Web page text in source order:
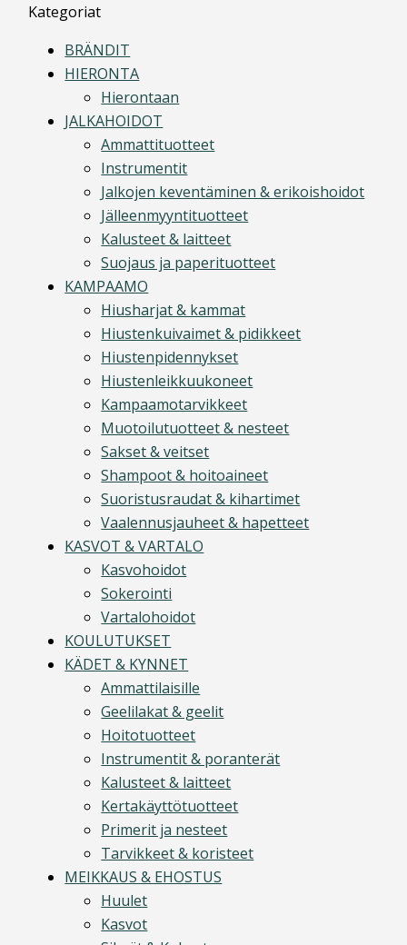
Kategoriat
BRÄNDIT
HIERONTA
Hierontaan
JALKAHOIDOT
Ammattituotteet
Instrumentit
Jalkojen keventäminen & erikoishoidot
Jälleenmyyntituotteet
Kalusteet & laitteet
Suojaus ja paperituotteet
KAMPAAMO
Hiusharjat & kammat
Hiustenkuivaimet & pidikkeet
Hiustenpidennykset
Hiustenleikkuukoneet
Kampaamotarvikkeet
Muotoilutuotteet & nesteet
Sakset & veitset
Shampoot & hoitoaineet
Suoristusraudat & kihartimet
Vaalennusjauheet & hapetteet
KASVOT & VARTALO
Kasvohoidot
Sokerointi
Vartalohoidot
KOULUTUKSET
KÄDET & KYNNET
Ammattilaisille
Geelilakat & geelit
Hoitotuotteet
Instrumentit & poranterät
Kalusteet & laitteet
Kertakäyttötuotteet
Primerit ja nesteet
Tarvikkeet & koristeet
MEIKKAUS & EHOSTUS
Huulet
Kasvot